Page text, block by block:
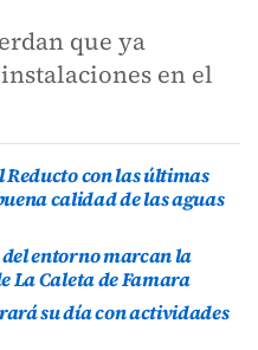
que ya
en el
con las últimas
calidad de las aguas
entorno marcan la
La Caleta de Famara
su día con actividades